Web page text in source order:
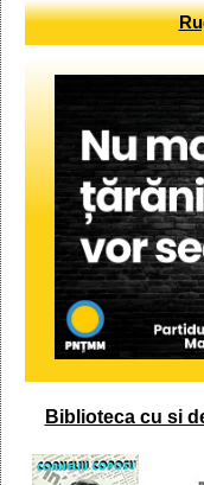
Biblioteca cu si